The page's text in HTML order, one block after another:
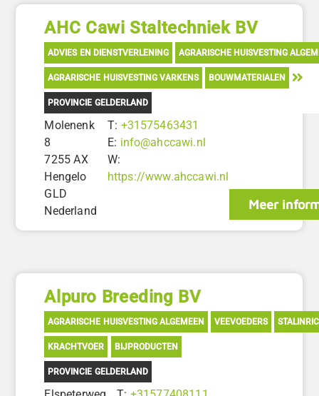
AHC Cawi Staltechniek BV
ADVIES EN DIENSTVERLENING AGRARISCHE HUISVESTING
AGRARISCHE HUISVESTING VARKENS BOUWMATERIALEN
PROVINCIE GELDERLAND
Molenenk
8
7255 AX
Hengelo
GLD
Nederland
T: +31575463431
E: info@ahccawi.nl
W:
https://www.ahccawi.nl
Meer
Alpuro Breeding BV
AGRARISCHE HUISVESTING ALGEMEEN VEEVOEDERS
KRACHTVOER BIJPRODUCTEN
PROVINCIE GELDERLAND